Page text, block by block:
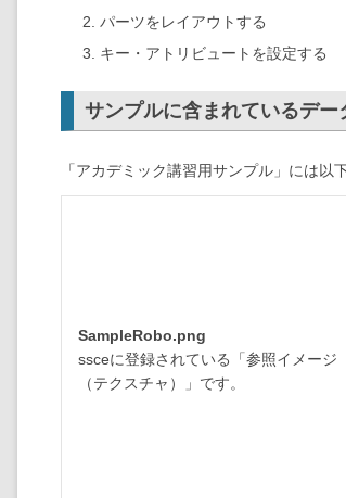
パーツをレイアウトする
キー・アトリビュートを設定する
サンプルに含まれているデー
「アカデミック講習用サンプル」には以
SampleRobo.png
ssceに登録されている「参照イメージ
（テクスチャ）」です。